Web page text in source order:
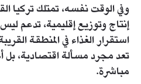
وفي الوقت نفسه، تمتلك تركيا
إنتاج وتوزيع إقليمية، تدعم
استقرار الغذاء في المنطقة
تعد مجرد مسألة اقتصادية،
مباشرة.